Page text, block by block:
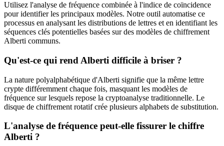
Utilisez l'analyse de fréquence combinée à l'indice de coïncidence
pour identifier les principaux modèles. Notre outil automatise ce
processus en analysant les distributions de lettres et en identifiant les
séquences clés potentielles basées sur des modèles de chiffrement
Alberti communs.
Qu'est-ce qui rend Alberti difficile à briser ?
La nature polyalphabétique d'Alberti signifie que la même lettre
crypte différemment chaque fois, masquant les modèles de
fréquence sur lesquels repose la cryptoanalyse traditionnelle. Le
disque de chiffrement rotatif crée plusieurs alphabets de substitution.
L'analyse de fréquence peut-elle fissurer le chiffre
Alberti ?